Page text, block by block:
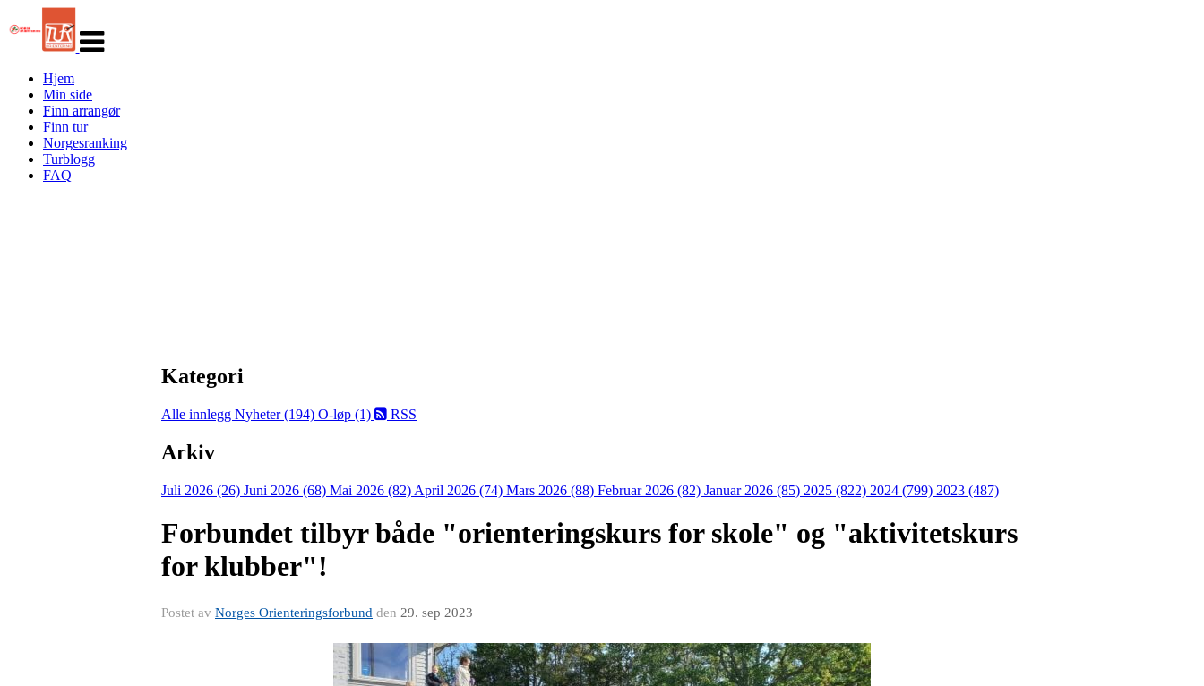
navigasjon
Hjem
Min side
Finn arrangør
Finn tur
Norgesranking
Turblogg
FAQ
Kategori
Alle innlegg Nyheter (194) O-løp (1) RSS
Arkiv
Juli 2026 (26) Juni 2026 (68) Mai 2026 (82) April 2026 (74) Mars 2026 (88) Februar 2026 (82) Januar 2026 (85) 2025 (822) 2024 (799) 2023 (487)
Forbundet tilbyr både "orienteringskurs for skole" og "aktivitetskurs
for klubber"!
Postet av Norges Orienteringsforbund den 29. sep 2023